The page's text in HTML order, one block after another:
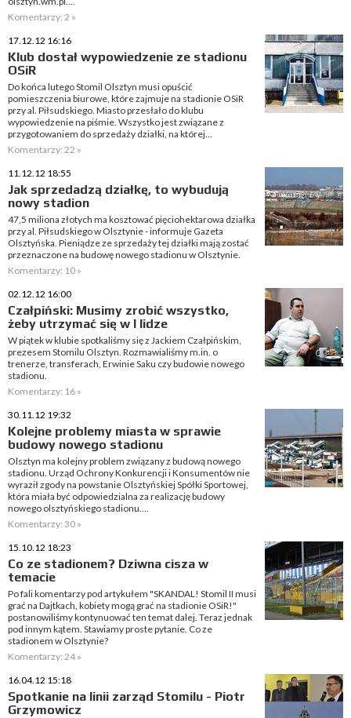
Komentarzy: 2 »
17.12.12 16:16
Klub dostał wypowiedzenie ze stadionu
OSiR
Do końca lutego Stomil Olsztyn musi opuścić
pomieszczenia biurowe, które zajmuje na stadionie OSiR
przy al. Piłsudskiego. Miasto przesłało do klubu
wypowiedzenie na piśmie. Wszystko jest związane z
przygotowaniem do sprzedaży działki, na której...
Komentarzy: 22 »
11.12.12 18:55
Jak sprzedadzą działkę, to wybudują
nowy stadion
47,5 miliona złotych ma kosztować pięciohektarowa działka
przy al. Piłsudskiego w Olsztynie - informuje Gazeta
Olsztyńska. Pieniądze ze sprzedaży tej działki mają zostać
przeznaczone na budowę nowego stadionu w Olsztynie.
Komentarzy: 10 »
02.12.12 16:00
Czałpiński: Musimy zrobić wszystko,
żeby utrzymać się w I lidze
W piątek w klubie spotkaliśmy się z Jackiem Czałpińskim,
prezesem Stomilu Olsztyn. Rozmawialiśmy m.in. o
trenerze, transferach, Erwinie Saku czy budowie nowego
stadionu.
Komentarzy: 16 »
30.11.12 19:32
Kolejne problemy miasta w sprawie
budowy nowego stadionu
Olsztyn ma kolejny problem związany z budową nowego
stadionu. Urząd Ochrony Konkurencji i Konsumentów nie
wyraził zgody na powstanie Olsztyńskiej Spółki Sportowej,
która miała być odpowiedzialna za realizację budowy
nowego olsztyńskiego stadionu....
Komentarzy: 30 »
15.10.12 18:23
Co ze stadionem? Dziwna cisza w
temacie
Po fali komentarzy pod artykułem "SKANDAL! Stomil II musi
grać na Dajtkach, kobiety mogą grać na stadionie OSiR!"
postanowiliśmy kontynuować ten temat dalej. Teraz jednak
pod innym kątem. Stawiamy proste pytanie. Co ze
stadionem w Olsztynie?
Komentarzy: 24 »
16.04.12 15:18
Spotkanie na linii zarząd Stomilu - Piotr
Grzymowicz